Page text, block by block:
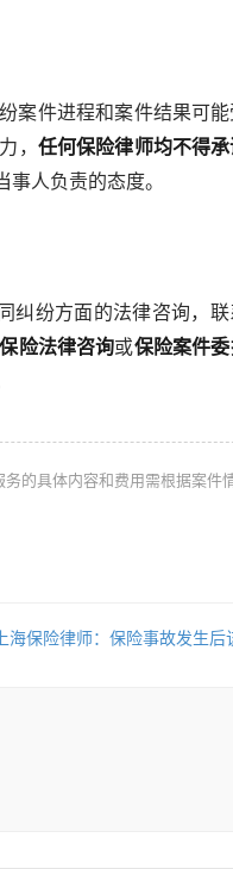
案件进程和案件结果可
， 任何保险律师均不得
人负责的态度。
纠纷方面的法律咨询，
保险法律咨询或保险案件
的具体内容和费用需根据案件
上海保险律师：保险事故发生